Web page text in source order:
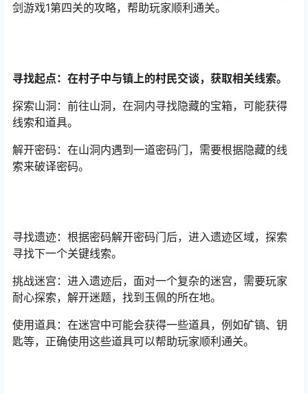
剑游戏1第四关的攻略，帮助玩家顺利通关。
寻找起点：在村子中与镇上的村民交谈，获取相关线索。
探索山洞：前往山洞，在洞内寻找隐藏的宝箱，可能获得
线索和道具。
解开密码：在山洞内遇到一道密码门，需要根据隐藏的线
索来破译密码。
寻找遗迹：根据密码解开密码门后，进入遗迹区域，探索
寻找下一个关键线索。
挑战迷宫：进入遗迹后，面对一个复杂的迷宫，需要玩家
耐心探索，解开迷题，找到玉佩的所在地。
使用道具：在迷宫中可能会获得一些道具，例如矿镐、钥
匙等，正确使用这些道具可以帮助玩家顺利通关。